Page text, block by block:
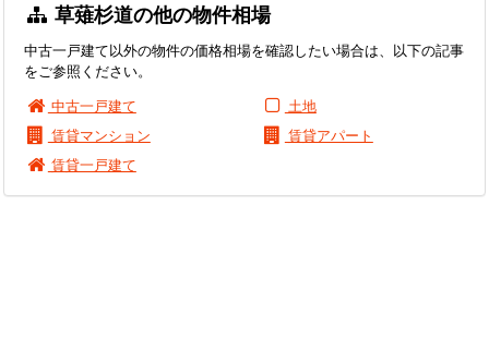
草薙杉道の他の物件相場
中古一戸建て以外の物件の価格相場を確認したい場合は、以下の記事
をご参照ください。
中古一戸建て
土地
賃貸マンション
賃貸アパート
賃貸一戸建て